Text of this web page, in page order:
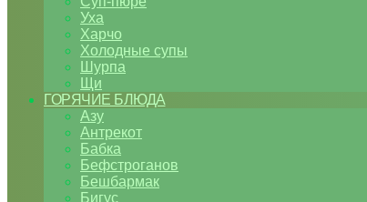
Уха
Харчо
Холодные супы
Шурпа
Щи
ГОРЯЧИЕ БЛЮДА
Азу
Антрекот
Бабка
Бефстроганов
Бешбармак
Бигус